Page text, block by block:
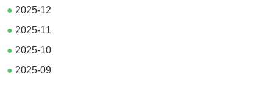
● 2025-12
● 2025-11
● 2025-10
● 2025-09